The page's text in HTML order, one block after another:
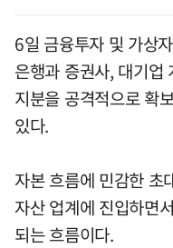
6일 금융투자 및 가상
은행과 증권사, 대기업
지분을 공격적으로 확
있다.
자본 흐름에 민감한 초
자산 업계에 진입하면
되는 흐름이다.